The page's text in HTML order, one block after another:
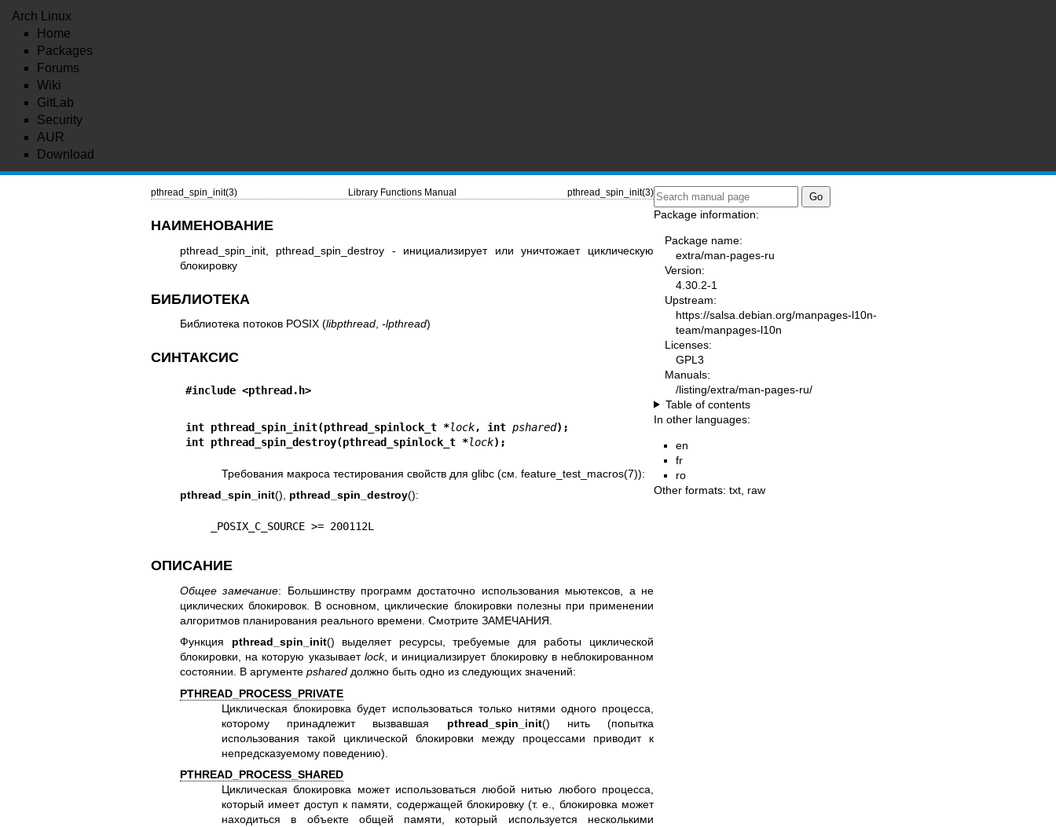
Arch Linux
Home
Packages
Forums
Wiki
GitLab
Security
AUR
Download
pthread_spin_init(3) Library Functions Manual pthread_spin_init(3)
НАИМЕНОВАНИЕ
pthread_spin_init, pthread_spin_destroy - инициализирует или уничтожает циклическую
блокировку
БИБЛИОТЕКА
Библиотека потоков POSIX (libpthread, -lpthread)
СИНТАКСИС
#include <pthread.h>
int pthread_spin_init(pthread_spinlock_t *lock, int pshared);
int pthread_spin_destroy(pthread_spinlock_t *lock);
Требования макроса тестирования свойств для glibc (см.feature_test_macros(7)):
pthread_spin_init(), pthread_spin_destroy():
    _POSIX_C_SOURCE >= 200112L
ОПИСАНИЕ
Общее замечание: Большинству программ достаточно использования мьютексов, а не
циклических блокировок. В основном, циклические блокировки полезны при применении
алгоритмов планирования реального времени. Смотрите ЗАМЕЧАНИЯ.
Функция pthread_spin_init() выделяет ресурсы, требуемые для работы циклической
блокировки, на которую указывает lock, и инициализирует блокировку в неблокированном
состоянии. В аргументе psharedдолжно быть одно из следующих значений:
PTHREAD_PROCESS_PRIVATE
Циклическая блокировка будет использоваться только нитями одного процесса,
которому принадлежит вызвавшая pthread_spin_init() нить (попытка
использования такой циклической блокировки между процессами приводит к
непредсказуемому поведению).
PTHREAD_PROCESS_SHARED
Циклическая блокировка может использоваться любой нитью любого процесса,
который имеет доступ к памяти, содержащей блокировку (т. е., блокировка может
находиться в объекте общей памяти, который используется несколькими
Package information:
Package name:
extra/man-pages-ru
Version:
4.30.2-1
Upstream:
https://salsa.debian.org/manpages-l10n-
team/manpages-l10n
Licenses:
GPL3
Manuals:
/listing/extra/man-pages-ru/
Table of contents
In other languages:
en
fr
ro
Other formats: txt raw